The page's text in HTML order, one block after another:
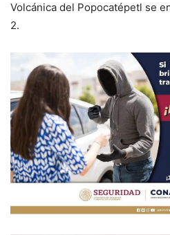
Volcánica del Popocatépetl se
2.